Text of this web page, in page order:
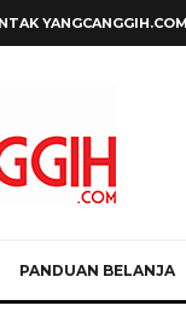
YANGCANGGIH.COM
PANDUAN BELANJA